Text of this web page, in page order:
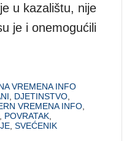
u kazalištu, nije
je i onemogućili
VREMENA INFO
DJETINSTVO
VREMENA INFO
POVRATAK
,SVEĆENIK